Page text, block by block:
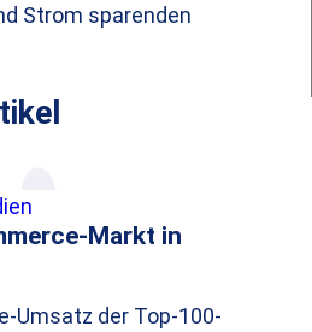
Strom sparenden
Markt in
Umsatz der Top-100-